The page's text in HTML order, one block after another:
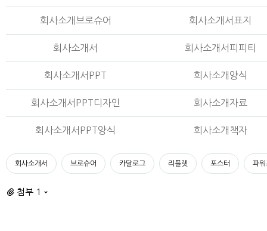
회사소개브로슈어 회사소개서표지
회사소개서 회사소개서피피티
회사소개서PPT 회사소개양식
회사소개서PPT디자인 회사소개자료
회사소개서PPT양식 회사소개책자
회사소개서 브로슈어 카달로그 리플렛 포스터 파워
첨부 1